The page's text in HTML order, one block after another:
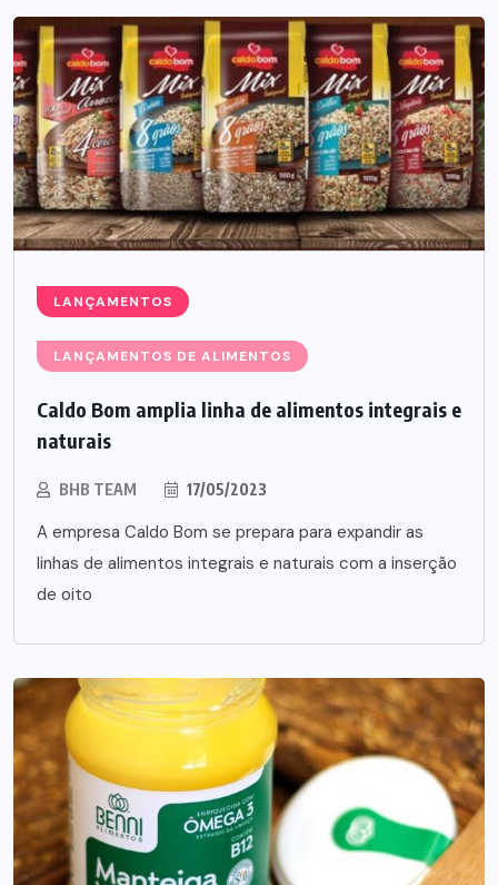
LANÇAMENTOS
LANÇAMENTOS DE ALIMENTOS
Caldo Bom amplia linha de alimentos integrais e
naturais
BHB TEAM 17/05/2023
A empresa Caldo Bom se prepara para expandir as
linhas de alimentos integrais e naturais com a inserção
de oito